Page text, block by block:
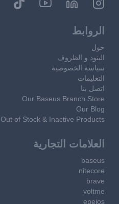
الروابط
حول
البنود و الظروف
سياسة الخصوصية
التعليمات
اتصل بنا
Our Baseus Branch Store
Our Blog
Out of Stock & Inactive Products
العلامات التجارية
baseus
nitecore
brave
voltme
epeios